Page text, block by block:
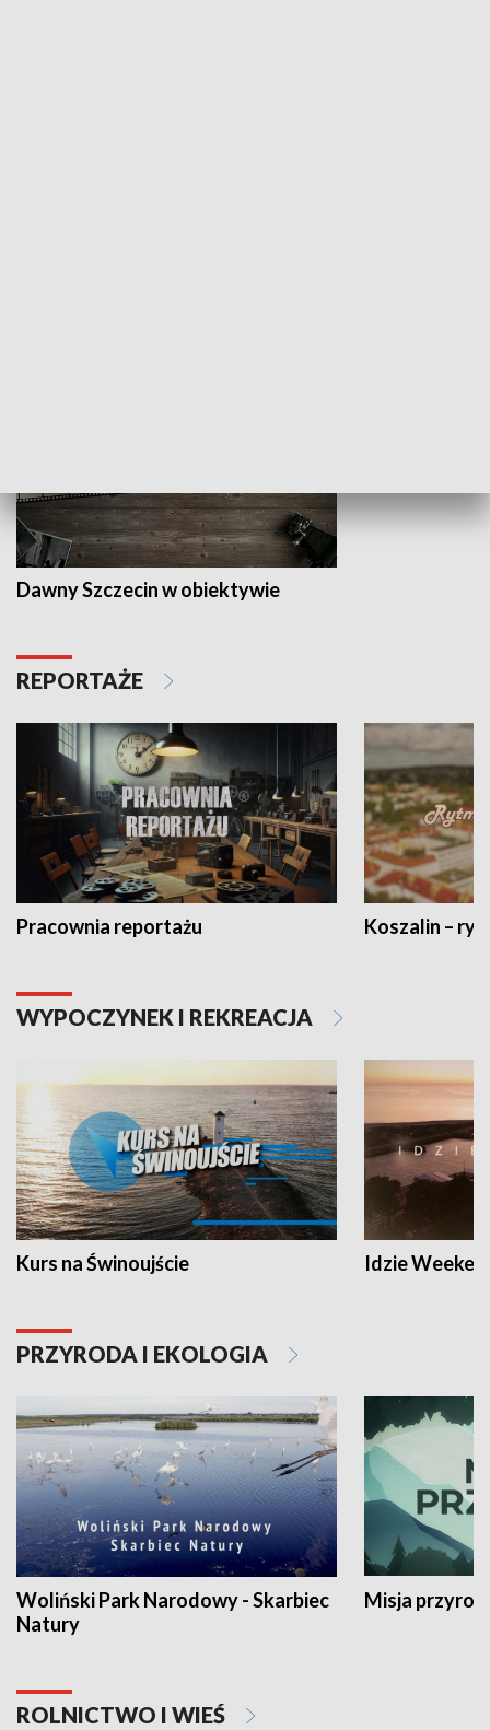
Dawny Szczecin w obiektywie
REPORTAŻE
Pracownia reportażu Koszalin –
WYPOCZYNEK I REKREACJA
Kurs na Świnoujście Idzie
PRZYRODA I EKOLOGIA
Woliński Park Narodowy - Skarbiec
Natury
Misja
ROLNICTWO I WIEŚ